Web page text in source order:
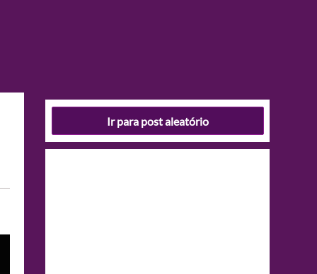
Ir para post aleatório